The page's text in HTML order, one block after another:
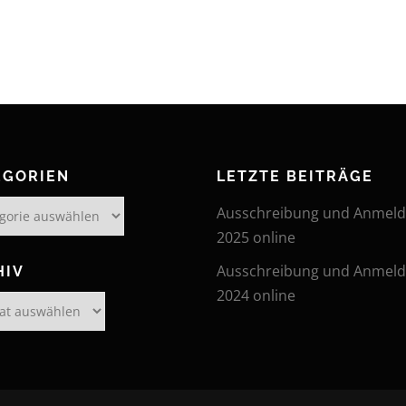
LETZTE BEITRÄGE
Ausschreibung und
2025 online
Ausschreibung und
2024 online